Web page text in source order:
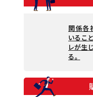
関係各
いるこ
レが生
る。